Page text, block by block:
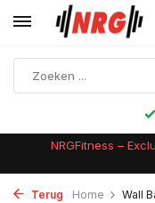
NRGFitness –
Terug Home Wall